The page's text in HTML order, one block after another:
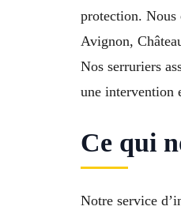
protection. Nous
Avignon,
Nos serruriers
une intervention
Ce qui
Notre service